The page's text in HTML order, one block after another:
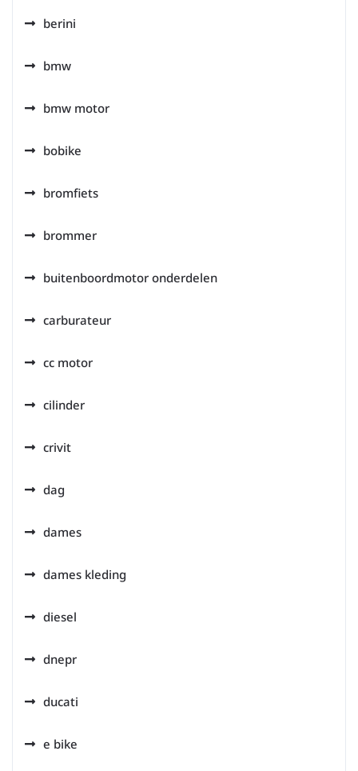
berini
bmw
bmw motor
bobike
bromfiets
brommer
buitenboordmotor onderdelen
carburateur
cc motor
cilinder
crivit
dag
dames
dames kleding
diesel
dnepr
ducati
e bike